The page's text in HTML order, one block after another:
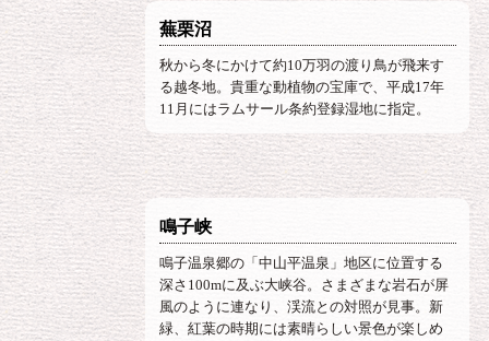
蕪栗沼
秋から冬にかけて約10万羽の渡り鳥が飛来す
る越冬地。貴重な動植物の宝庫で、平成17年
11月にはラムサール条約登録湿地に指定。
鳴子峡
鳴子温泉郷の「中山平温泉」地区に位置する
深さ100mに及ぶ大峡谷。さまざまな岩石が屏
風のように連なり、渓流との対照が見事。新
緑、紅葉の時期には素晴らしい景色が楽しめ